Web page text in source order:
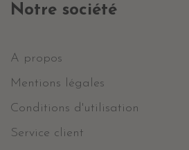
Notre société
A propos
Mentions légales
Conditions d'utilisation
Service client